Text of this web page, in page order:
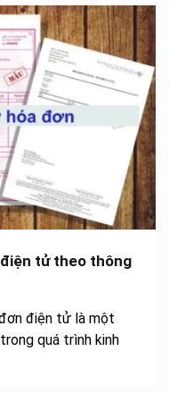
tử theo thông
điện tử là một
quá trình kinh